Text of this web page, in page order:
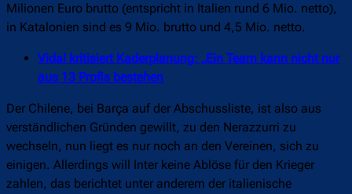
Milionen Euro brutto (entspricht in Italien rund 6 Mio. netto),
in Katalonien sind es 9 Mio. brutto und 4,5 Mio. netto.
Vidal kritisiert Kaderplanung: „Ein Team kann nicht nur
aus 13 Profis bestehen
Der Chilene, bei Barça auf der Abschussliste, ist also aus
verständlichen Gründen gewillt, zu den Nerazzurri zu
wechseln, nun liegt es nur noch an den Vereinen, sich zu
einigen. Allerdings will Inter keine Ablöse für den Krieger
zahlen, das berichtet unter anderem der italienische